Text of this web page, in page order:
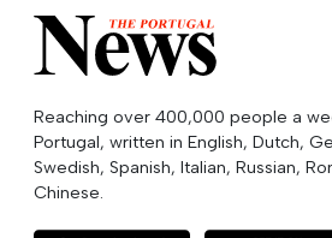
Reaching over 400,000 people a
Portugal, written in English, Dutch,
Swedish, Spanish, Italian, Russian,
Chinese.